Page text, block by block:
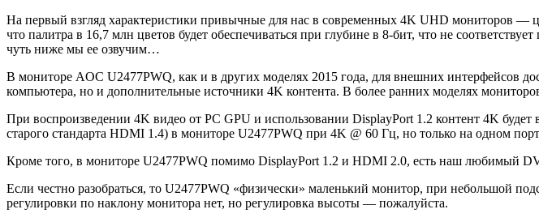
На первый взгляд характеристики привычные для нас в современных 4K UHD мониторов —
что палитра в 16,7 млн цветов будет обеспечиваться при глубине в 8-бит, что не
чуть ниже мы ее озвучим…
В мониторе AOC U2477PWQ, как и в других моделях 2015 года, для внешних интерфейсов
компьютера, но и дополнительные источники 4K контента. В более ранних моделях
При воспроизведении 4K видео от PC GPU и использовании DisplayPort 1.2 контент 4K
старого стандарта HDMI 1.4) в мониторе U2477PWQ при 4K @ 60 Гц, но только на одном
Кроме того, в мониторе U2477PWQ помимо DisplayPort 1.2 и HDMI 2.0, есть наш любимый
Если честно разобраться, то U2477PWQ «физически» маленький монитор, при небольшой
регулировки по наклону монитора нет, но регулировка высоты — пожалуйста.